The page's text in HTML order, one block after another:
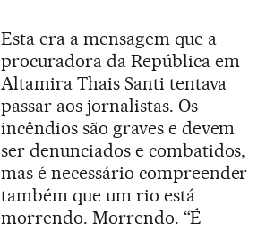
Esta era a mensagem que a
procuradora da República em
Altamira Thais Santi tentava
passar aos jornalistas. Os
incêndios são graves e devem
ser denunciados e combatidos,
mas é necessário compreender
também que um rio está
morrendo. Morrendo. “É